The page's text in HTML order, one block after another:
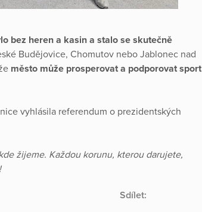
bez heren a kasin a stalo se skutečně
Budějovice, Chomutov nebo Jablonec nad
město může prosperovat a podporovat sport
vyhlásila referendum o prezidentských
žijeme. Každou korunu, kterou darujete,
Sdílet: